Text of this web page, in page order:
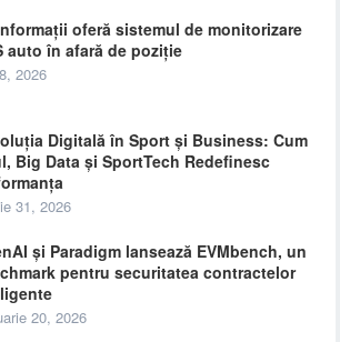
oferă sistemul de monitorizare
auto în afară de poziție
2026
Digitală în Sport și Business: Cum
Big Data și SportTech Redefinesc
31, 2026
și Paradigm lansează EVMbench, un
pentru securitatea contractelor
20, 2026